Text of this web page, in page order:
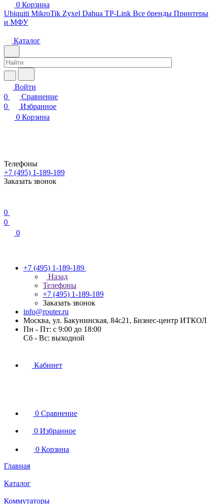
0 Корзина
Ubiquiti MikroTik Zyxel Dahua TP-Link Все бренды Принтеры
и МФУ
Каталог
Войти
0
Сравнение
0
Избранное
0 Корзина
Телефоны
+7 (495) 1-189-189
Заказать звонок
0
0
0
+7 (495) 1-189-189
Назад
Телефоны
+7 (495) 1-189-189
Заказать звонок
info@router.ru
Москва, ул. Бакунинская, 84с21, Бизнес-центр ИТКОЛ
Пн - Пт: с 9:00 до 18:00
Cб - Вс: выходной
Кабинет
0 Сравнение
0 Избранное
0 Корзина
Главная
Каталог
Коммутаторы